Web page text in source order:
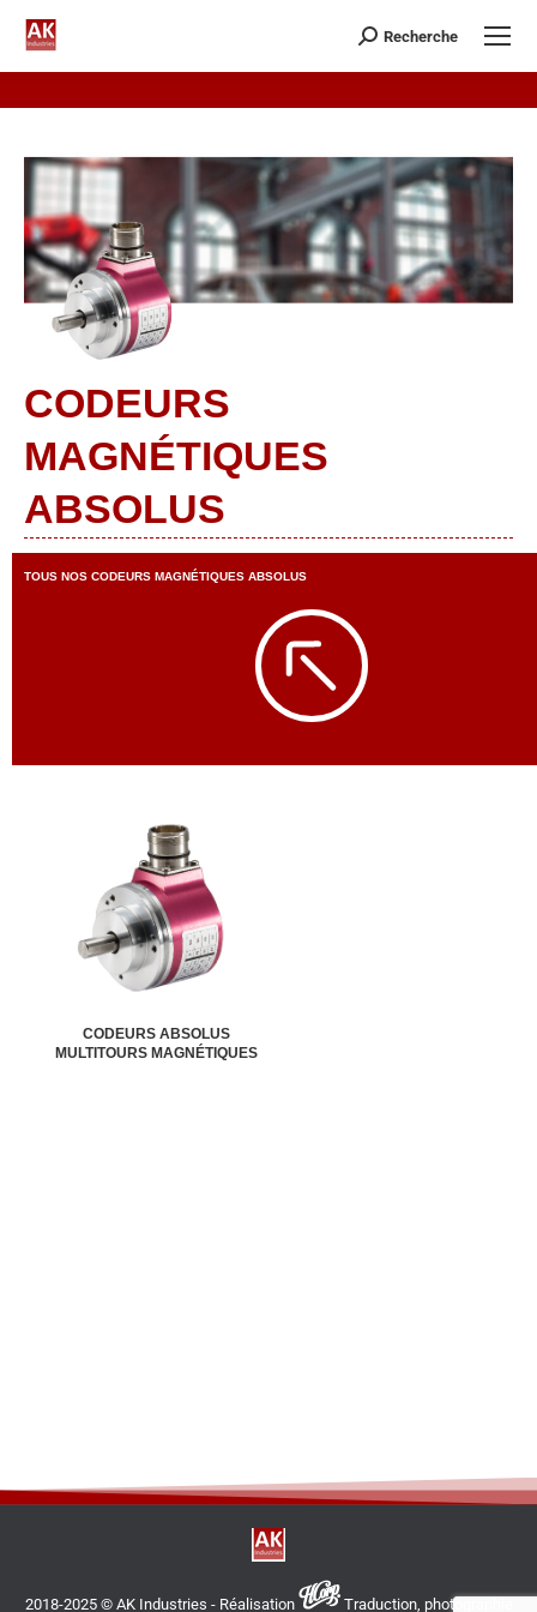
Recherche
CODEURS
MAGNÉTIQUES
ABSOLUS
TOUS NOS CODEURS MAGNÉTIQUES ABSOLUS
CODEURS ABSOLUS
MULTITOURS MAGNÉTIQUES
2018-2025 © AK Industries - Réalisation Traduction, photographie